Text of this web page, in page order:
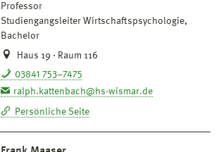
Professor
Studiengangsleiter Wirtschaftspsychologie,
Bachelor
Haus 19 · Raum 116
03841 753–7475
ralph.kattenbach@hs-wismar.de
Persönliche Seite